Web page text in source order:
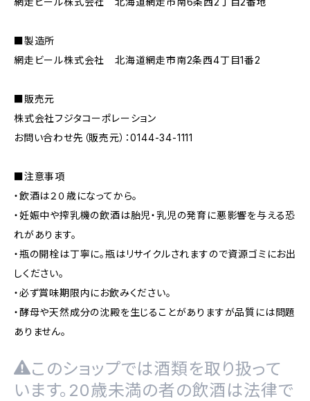
■製造所
網走ビール株式会社 北海道網走市南2条西4丁目1番2
■販売元
株式会社フジタコーポレーション
お問い合わせ先（販売元）：0144-34-1111
■注意事項
・飲酒は２０歳になってから。
・妊娠中や搾乳機の飲酒は胎児・乳児の発育に悪影響を与える恐
れがあります。
・瓶の開栓は丁寧に。瓶はリサイクルされますので資源ゴミにお出
しください。
・必ず賞味期限内にお飲みください。
・酵母や天然成分の沈殿を生じることがありますが品質には問題
ありません。
このショップでは酒類を取り扱って
います。20歳未満の者の飲酒は法律で